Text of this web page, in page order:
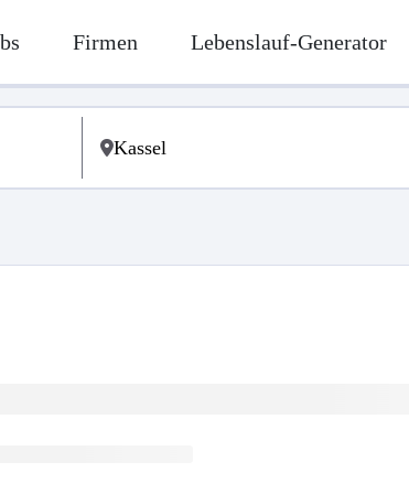
Firmen Lebenslauf-Generator